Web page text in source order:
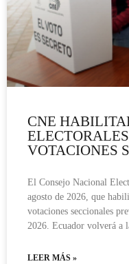
CNE
VOTACIONES
El Consejo Nacional
agosto de 2026, que
votaciones seccionales
2026. Ecuador volverá a
LEER MÁS »